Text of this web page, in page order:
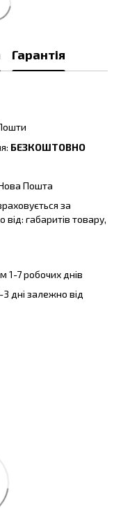
Гарантія
БЕЗКОШТОВНО
Пошта
за
габаритів товару,
1-7 робочих днів
дні залежно від